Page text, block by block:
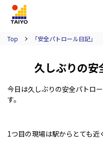
Top 「安全パトロール日記」
久しぶりの
今日は久しぶりの安全パトロー
す。
1つ目の現場は駅からとても近